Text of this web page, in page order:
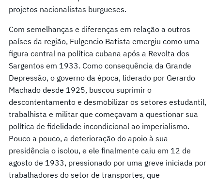
projetos nacionalistas burgueses.
Com semelhanças e diferenças em relação a outros
países da região, Fulgencio Batista emergiu como uma
figura central na política cubana após a Revolta dos
Sargentos em 1933. Como consequência da Grande
Depressão, o governo da época, liderado por Gerardo
Machado desde 1925, buscou suprimir o
descontentamento e desmobilizar os setores estudantil,
trabalhista e militar que começavam a questionar sua
política de fidelidade incondicional ao imperialismo.
Pouco a pouco, a deterioração do apoio à sua
presidência o isolou, e ele finalmente caiu em 12 de
agosto de 1933, pressionado por uma greve iniciada por
trabalhadores do setor de transportes, que